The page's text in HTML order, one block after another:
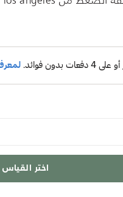
اختر القياس